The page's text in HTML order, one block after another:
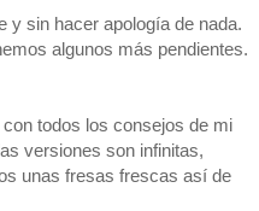
y sin hacer apología de nada.
algunos más pendientes.
todos los consejos de mi
versiones son infinitas,
unas fresas frescas así de